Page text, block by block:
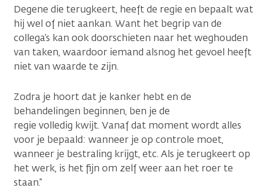
Degene die terugkeert, heeft de regie en bepaalt wat
hij wel of niet aankan. Want het begrip van de
collega’s kan ook doorschieten naar het weghouden
van taken, waardoor iemand alsnog het gevoel heeft
niet van waarde te zijn.
Zodra je hoort dat je kanker hebt en de
behandelingen beginnen, ben je de
regie volledig kwijt. Vanaf dat moment wordt alles
voor je bepaald: wanneer je op controle moet,
wanneer je bestraling krijgt, etc. Als je terugkeert op
het werk, is het fijn om zelf weer aan het roer te
staan.”